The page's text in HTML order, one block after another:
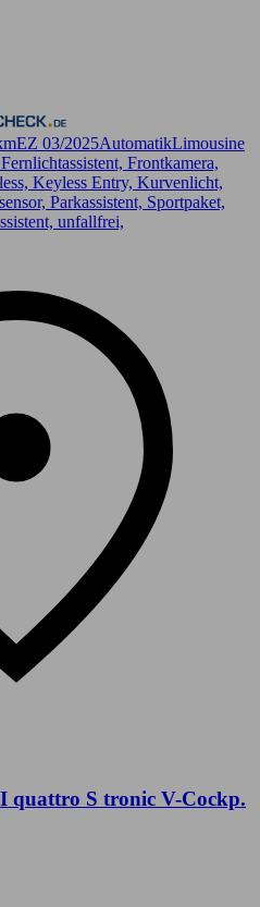
EZ 03/2025AutomatikLimousine
Frontkamera,
Keyless Entry, Kurvenlicht,
Parkassistent, Sportpaket,
unfallfrei,
quattro S tronic V-Cockp.